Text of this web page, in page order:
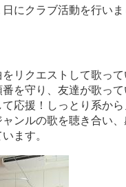
にクラブ活動を行いま
リクエストして歌って
を守り、友達が歌っ
応援！しっとり系か
ンルの歌を聴き合い
ます。